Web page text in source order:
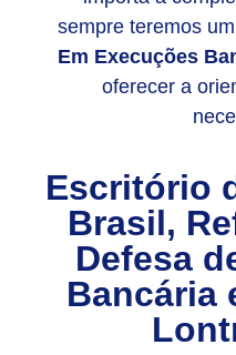
sempre teremos um
Em Execuções
oferecer a
Escritório
Brasil,
Defesa
Bancária